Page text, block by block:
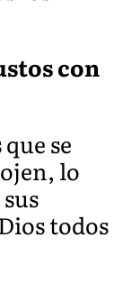
con
se
lo
todos